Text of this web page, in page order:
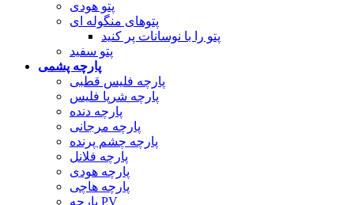
پتو هودی
پتوهای منگوله ای
پتو را با نوسانات پر کنید
پتو سفید
پارچه پشمی
پارچه فلیس قطبی
پارچه شرپا فلیس
پارچه دنده
پارچه مرجانی
پارچه چشم پرنده
پارچه فلانل
پارچه هودی
پارچه هاچی
پارچه PV